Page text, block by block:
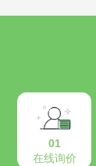
01
在线询价